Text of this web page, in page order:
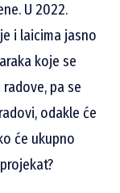
U 2022.
i laicima jasno
koje se
pa se
odakle će
će ukupno